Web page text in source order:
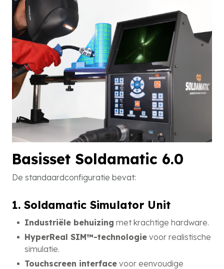
Basisset Soldamatic 6.0
De standaardconfiguratie bevat:
1. Soldamatic Simulator Unit
Industriële behuizing met krachtige hardware.
HyperReal SIM™-technologie voor realistische
simulatie.
Touchscreen interface voor eenvoudige